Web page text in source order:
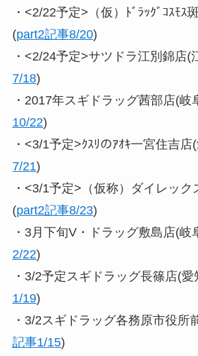
・<2/22予定>（仮）ﾄﾞﾗｯｸﾞｺｽﾓｽ
(part2記事8/20)
・<2/24予定>サツドラ江別錦店(
7/18)
・2017年スギドラッグ茜部店(岐
10/22)
・<3/1予定>ｸｽﾘのｱｵｷ一宮住吉店
7/21)
・<3/1予定>（仮称）ダイレック
(part2記事8/23)
・3月下旬V・ドラッグ敷島店(岐
2/22)
・3/2予定スギドラッグ長篠店(愛
1/19)
・3/2スギドラッグ各務原市役所
記事1/15)